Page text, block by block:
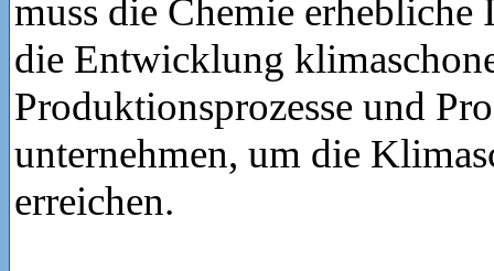
muss die Chemie
die Entwicklung
Produktionsprozesse und
unternehmen, um die
erreichen.